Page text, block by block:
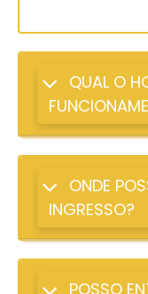
INGRESSO?